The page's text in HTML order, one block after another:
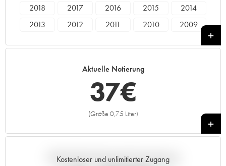
2018 2017 2016 2015
2014
2013
2012 2011 2010
2009
Aktuelle Notierung
37€
(Größe 0,75 Liter)
+
Kostenloser und unlimitierter Zugang
Aktuelle Entwicklung der Preisnotierung